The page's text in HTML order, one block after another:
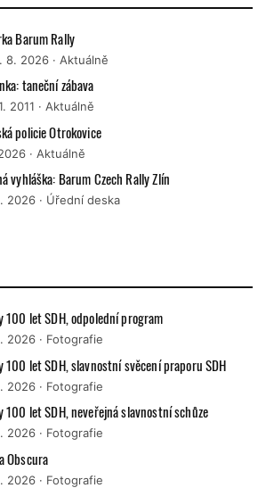
Barum Rally
8. 2026 · Aktuálně
taneční zábava
2011 · Aktuálně
policie Otrokovice
· Aktuálně
vyhláška: Barum Czech Rally Zlín
2026 · Úřední deska
100 let SDH, odpolední program
2026 · Fotografie
100 let SDH, slavnostní svěcení praporu SDH
2026 · Fotografie
100 let SDH, neveřejná slavnostní schůze
2026 · Fotografie
Obscura
2026 · Fotografie